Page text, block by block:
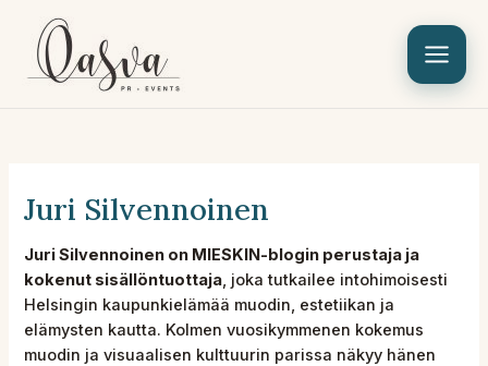
sisältöön
Juri Silvennoinen
Juri Silvennoinen on MIESKIN-blogin perustaja ja
kokenut sisällöntuottaja, joka tutkailee intohimoisesti
Helsingin kaupunkielämää muodin, estetiikan ja
elämysten kautta. Kolmen vuosikymmenen kokemus
muodin ja visuaalisen kulttuurin parissa näkyy hänen